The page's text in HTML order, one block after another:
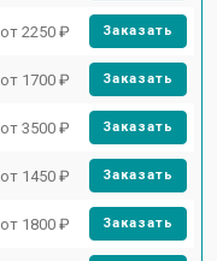
от 2250 ₽ Заказать
от 1700 ₽ Заказать
от 3500 ₽ Заказать
от 1450 ₽ Заказать
от 1800 ₽ Заказать